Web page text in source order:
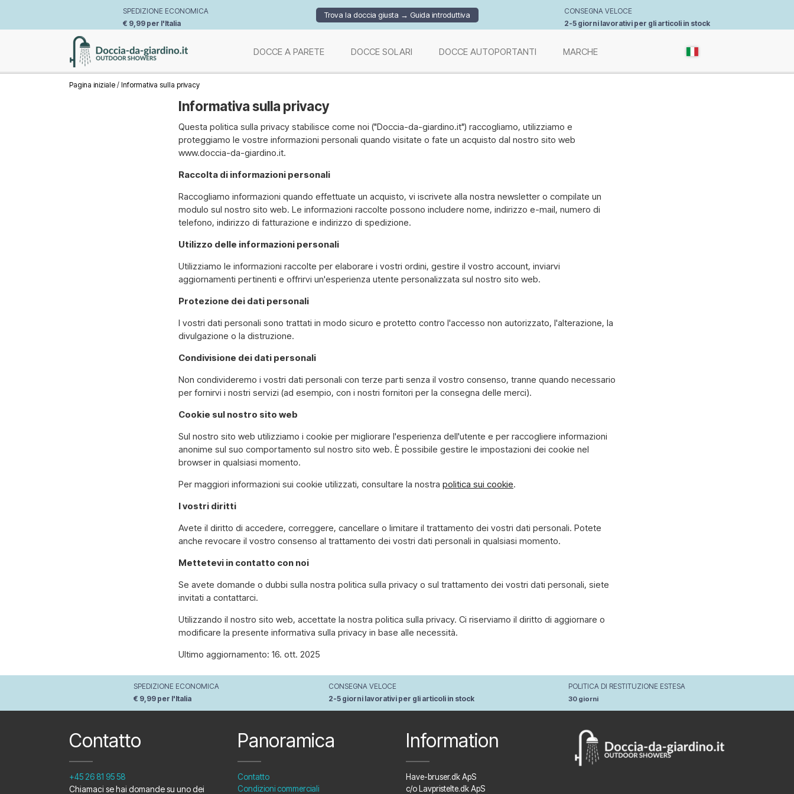
SPEDIZIONE ECONOMICA
€ 9,99 per l'Italia
Trova la doccia giusta → Guida introduttiva
CONSEGNA VELOCE
2-5 giorni lavorativi per gli articoli in stock
DOCCE A PARETE DOCCE SOLARI DOCCE AUTOPORTANTI MARCHE
Pagina iniziale Informativa sulla privacy
Informativa sulla privacy
Questa politica sulla privacy stabilisce come noi ("Doccia-da-giardino.it") raccogliamo, utilizziamo e
proteggiamo le vostre informazioni personali quando visitate o fate un acquisto dal nostro sito web
www.doccia-da-giardino.it.
Raccolta di informazioni personali
Raccogliamo informazioni quando effettuate un acquisto, vi iscrivete alla nostra newsletter o compilate un
modulo sul nostro sito web. Le informazioni raccolte possono includere nome, indirizzo e-mail, numero di
telefono, indirizzo di fatturazione e indirizzo di spedizione.
Utilizzo delle informazioni personali
Utilizziamo le informazioni raccolte per elaborare i vostri ordini, gestire il vostro account, inviarvi
aggiornamenti pertinenti e offrirvi un'esperienza utente personalizzata sul nostro sito web.
Protezione dei dati personali
I vostri dati personali sono trattati in modo sicuro e protetto contro l'accesso non autorizzato, l'alterazione, la
divulgazione o la distruzione.
Condivisione dei dati personali
Non condivideremo i vostri dati personali con terze parti senza il vostro consenso, tranne quando necessario
per fornirvi i nostri servizi (ad esempio, con i nostri fornitori per la consegna delle merci).
Cookie sul nostro sito web
Sul nostro sito web utilizziamo i cookie per migliorare l'esperienza dell'utente e per raccogliere informazioni
anonime sul suo comportamento sul nostro sito web. È possibile gestire le impostazioni dei cookie nel
browser in qualsiasi momento.
Per maggiori informazioni sui cookie utilizzati, consultare la nostra politica sui cookie.
I vostri diritti
Avete il diritto di accedere, correggere, cancellare o limitare il trattamento dei vostri dati personali. Potete
anche revocare il vostro consenso al trattamento dei vostri dati personali in qualsiasi momento.
Mettetevi in contatto con noi
Se avete domande o dubbi sulla nostra politica sulla privacy o sul trattamento dei vostri dati personali, siete
invitati a contattarci.
Utilizzando il nostro sito web, accettate la nostra politica sulla privacy. Ci riserviamo il diritto di aggiornare o
modificare la presente informativa sulla privacy in base alle necessità.
Ultimo aggiornamento: 16. ott. 2025
SPEDIZIONE ECONOMICA
€ 9,99 per l'Italia
CONSEGNA VELOCE
2-5 giorni lavorativi per gli articoli in stock
POLITICA DI RESTITUZIONE ESTESA
30 giorni
Contatto
+45 26 81 95 58
Chiamaci se hai domande su uno dei
Panoramica
Contatto
Condizioni commerciali
Information
Have-bruser.dk ApS
c/o Lavpristelte.dk ApS